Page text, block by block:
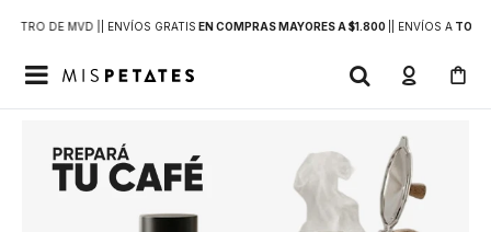
DE MVD | | ENVÍOS GRATIS EN COMPRAS MAYORES A $1.800 | ENVÍOS ATODO
